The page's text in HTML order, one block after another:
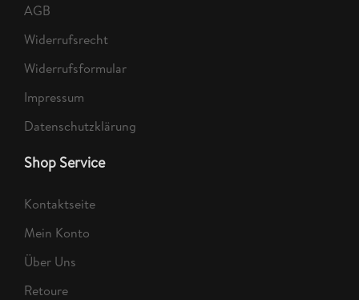
AGB
Widerrufsrecht
Widerrufsformular
Impressum
Datenschutzklärung
Shop Service
Kontaktseite
Mein Konto
Über Uns
Retoure